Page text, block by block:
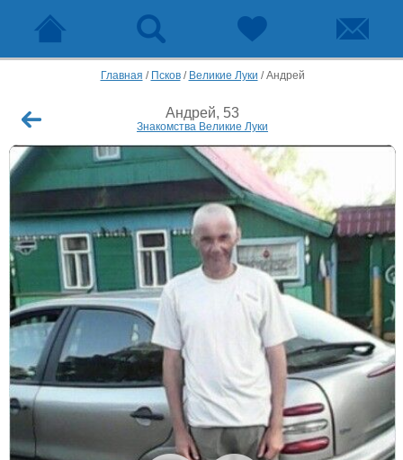
Главная / Псков/ Великие Луки /Андрей
Андрей, 53
Знакомства Великие Луки